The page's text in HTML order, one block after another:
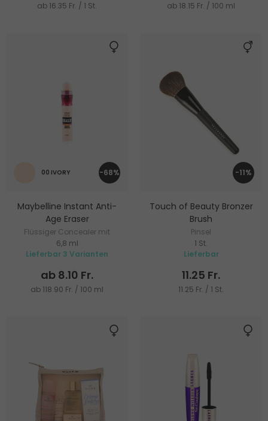
ab 16.35 Fr. / 1 St. ab 18.15 Fr. / 100 ml
-68%
00 IVORY
Maybelline Instant Anti-
Age Eraser
Flüssiger Concealer mit
Schwamm-Applikator
6,8 ml
Lieferbar 3 Varianten
ab 8.10 Fr.
ab 118.90 Fr. / 100 ml
-11%
Touch of Beauty Bronzer
Brush
Pinsel
1 St.
Lieferbar
11.25 Fr.
11.25 Fr. / 1 St.